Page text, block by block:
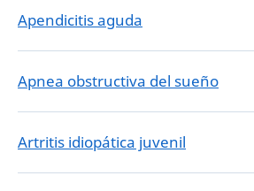
Apendicitis aguda
Apnea obstructiva del sueño
Artritis idiopática juvenil